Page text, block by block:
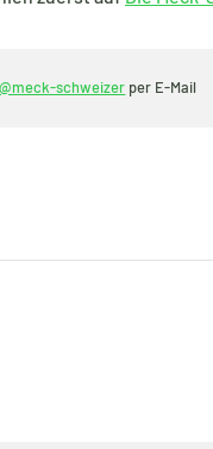
@meck-schweizer per E-Mail